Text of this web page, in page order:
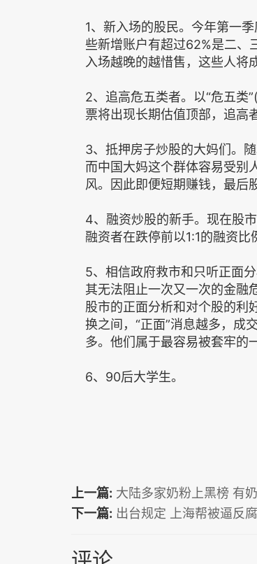
1、新入场的股民。今年第一
些新增账户有超过62%是二、
入场越晚的越惜售，这些人将
2、追高危五类者。以“危五类
票将出现长期估值顶部，追高
3、抵押房子炒股的大妈们。
而中国大妈这个群体容易受别
风。因此即便短期赚钱，最后
4、融资炒股的新手。现在股
融资者在跌停前以1:1的融资比
5、相信政府救市和只听正面
其无法阻止一次又一次的金融
股市的正面分析和对个股的利
换之间，“正面”消息越多，成
多。他们属于最容易被套牢的
6、90后大学生。
上一篇: 大陆多家奶粉上黑榜 有
下一篇: 出台规定 上海帮被逼反